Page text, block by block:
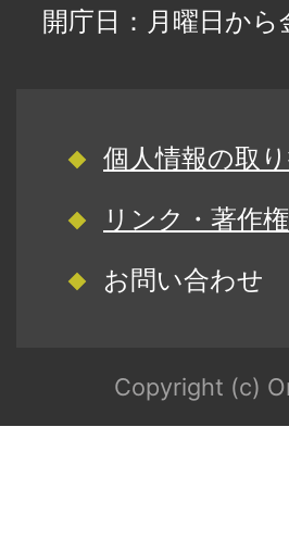
開庁日：月曜日か
個人情報の取
リンク・著作
お問い合わせ
Copyright (c)